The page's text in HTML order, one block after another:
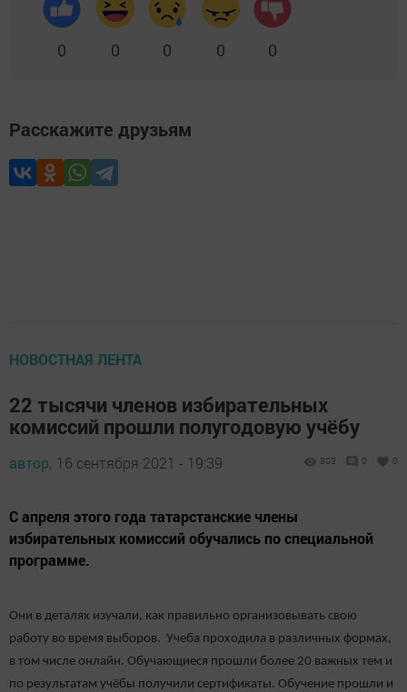
0 0 0 0 0
Расскажите друзьям
НОВОСТНАЯ ЛЕНТА
22 тысячи членов избирательных
комиссий прошли полугодовую учёбу
автор, 16 сентября 2021 - 19:39 303 0 0
С апреля этого года татарстанские члены
избирательных комиссий обучались по специальной
программе.
Они в деталях изучали, как правильно организовывать свою
работу во время выборов. Учеба проходила в различных формах,
в том числе онлайн. Обучающиеся прошли более 20 важных тем и
по результатам учёбы получили сертификаты. Обучение прошли и